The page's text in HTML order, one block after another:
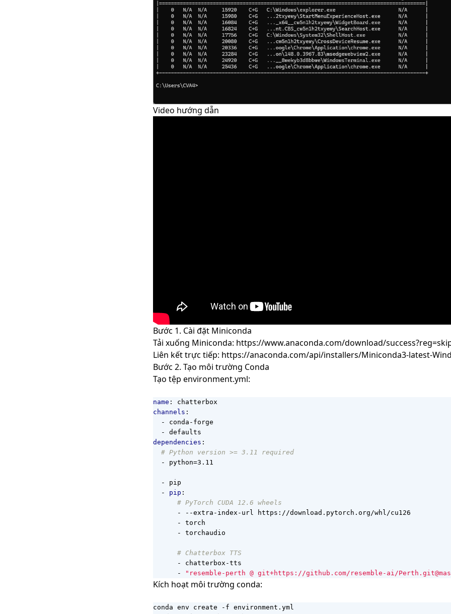
Video hướng dẫn
Bước 1. Cài đặt Miniconda
Tải xuống Miniconda: https://www.anaconda.com/download/
Liên kết trực tiếp: https://anaconda.com/api/installers/Miniconda3-latest-
Bước 2. Tạo môi trường Conda
Tạo tệp environment.yml:
name :
chatterbox
channels :
- conda-forge
- defaults
dependencies :
# Python version >= 3.11 required
- python=3.11
- pip
- pip :
# PyTorch CUDA 12.6 wheels
- --extra-index-url https://download.pytorch.org/whl/cu126
- torch
- torchaudio
# Chatterbox TTS
- chatterbox-tts
-
"resemble-perth @ git+https://github.com/resemble-ai/
Kích hoạt môi trường conda: